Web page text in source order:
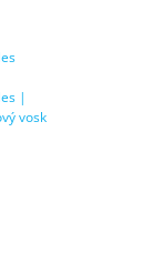
|
vosk